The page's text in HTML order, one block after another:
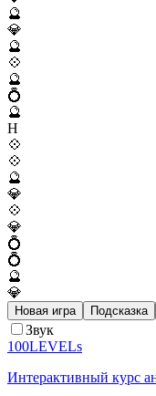
🔮
💎
🔮
💠
🔮
💍
🔮
H
💠
💠
🔮
💎
💠
💎
💍
💍
🔮
💎
Новая игра Подсказка
Звук
100LEVELs
Интерактивный курс